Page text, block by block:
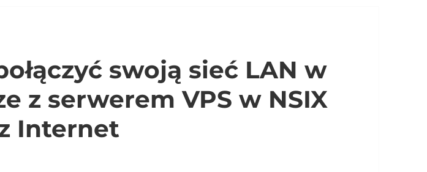
swoją sieć LAN w
z serwerem VPS w NSIX
Internet